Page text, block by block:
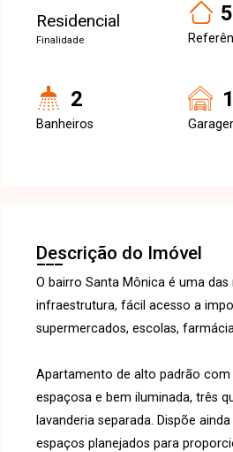
Residencial
Finalidade
2
Banheiros
1
Descrição do Imóvel
O bairro Santa Mônica é uma
infraestrutura, fácil acesso a
supermercados, escolas,
Apartamento de alto padrão
espaçosa e bem iluminada, três
lavanderia separada. Dispõe
espaços planejados para